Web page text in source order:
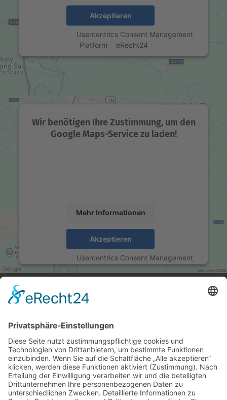
Akzeptieren
Usercentrics Consent Management
Platform
eRecht24
Wir benötigen Ihre Zustimmung, um den
Google Maps-Service zu laden!
Mehr Informationen
Akzeptieren
Usercentrics Consent Management
Platform&eRecht24
ANSCHRIFT
Bayreuther Str. 14
95615 Marktredwitz
KONTAKT
Tel.:09231 / 973961-0